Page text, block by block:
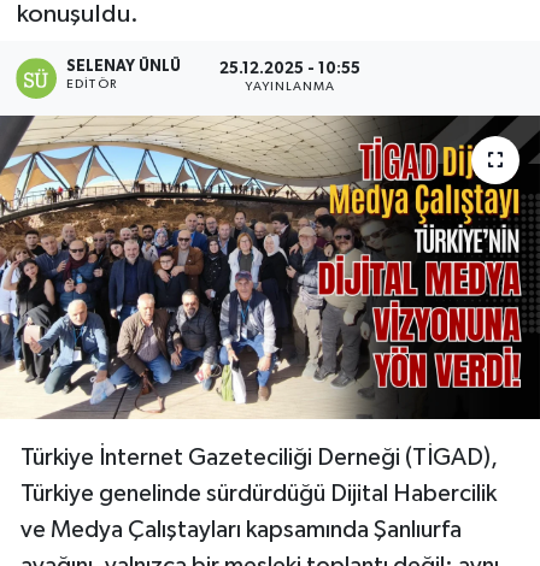
konuşuldu.
SELENAY ÜNLÜ
EDITÖR
25.12.2025 - 10:55
YAYINLANMA
Türkiye İnternet Gazeteciliği Derneği (TİGAD),
Türkiye genelinde sürdürdüğü Dijital Habercilik
ve Medya Çalıştayları kapsamında Şanlıurfa
KÜLTÜR SANAT
MAGAZİN
SAĞLIK
SİYASET
SPOR
TEKNOLOJİ
VİZYONDAKİLER